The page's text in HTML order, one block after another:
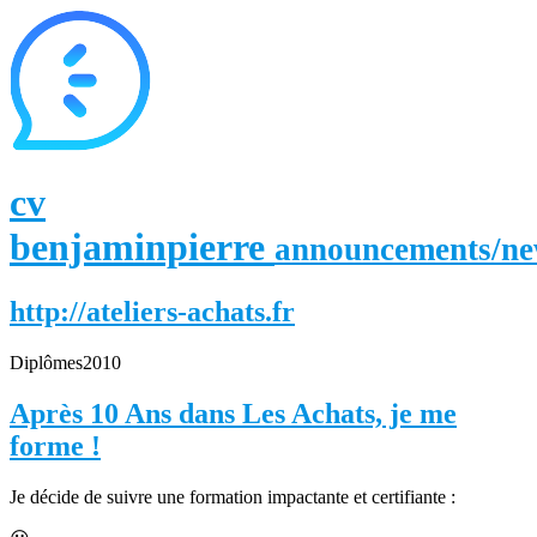
cv
benjaminpierre announcements/
http://ateliers-achats.fr
Diplômes2010
Après 10 Ans dans Les Achats, je me
forme !
Je décide de suivre une formation impactante et certifiante :